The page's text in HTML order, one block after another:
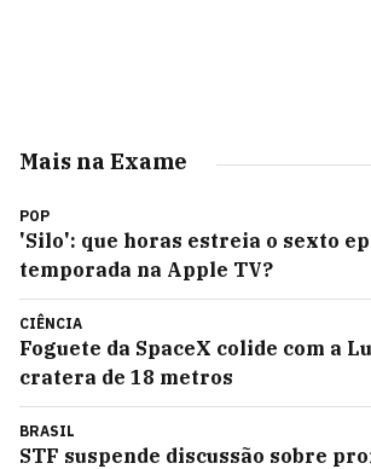
Mais na Exame
POP
'Silo': que horas estreia o sexto
temporada na Apple TV?
CIÊNCIA
Foguete da SpaceX colide com a
cratera de 18 metros
BRASIL
STF suspende discussão sobre